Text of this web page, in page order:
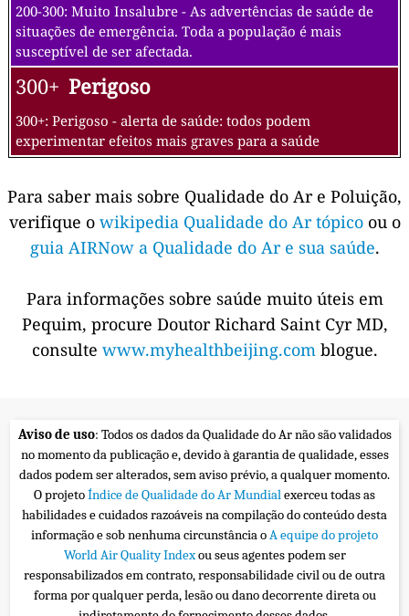
200-300: Muito Insalubre - As advertências de saúde de
situações de emergência. Toda a população é mais
susceptível de ser afectada.
300+ Perigoso
300+: Perigoso - alerta de saúde: todos podem
experimentar efeitos mais graves para a saúde
Para saber mais sobre Qualidade do Ar e Poluição,
verifique o wikipedia Qualidade do Ar tópico ou o
guia AIRNow a Qualidade do Ar e sua saúde.
Para informações sobre saúde muito úteis em
Pequim, procure Doutor Richard Saint Cyr MD,
consulte www.myhealthbeijing.com blogue.
Aviso de uso: Todos os dados da Qualidade do Ar não são validados
no momento da publicação e, devido à garantia de qualidade, esses
dados podem ser alterados, sem aviso prévio, a qualquer momento.
O projetoÍndice de Qualidade do Ar Mundialexerceu todas as
habilidades e cuidados razoáveis na compilação do conteúdo desta
informação e sob nenhuma circunstância oA equipe do projeto
World Air Quality Indexou seus agentes podem ser
responsabilizados em contrato, responsabilidade civil ou de outra
forma por qualquer perda, lesão ou dano decorrente direta ou